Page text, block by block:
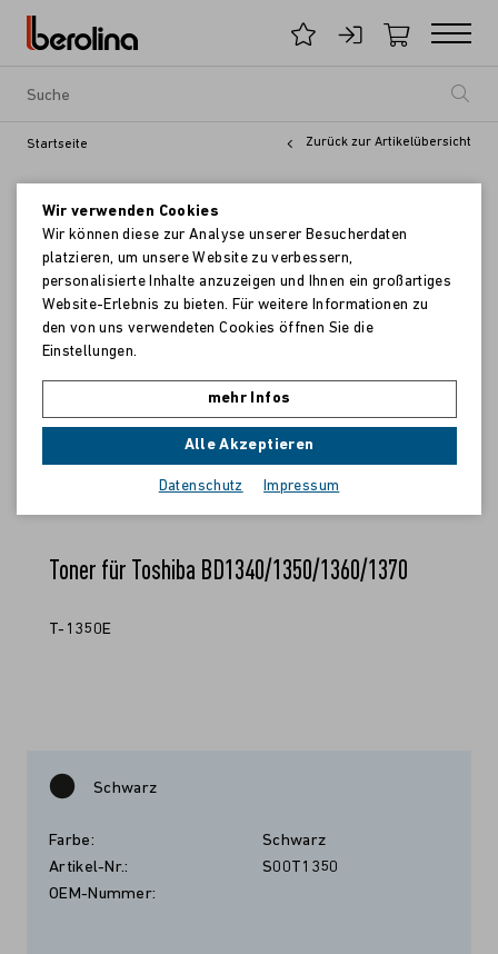
Startseite Zurück zur Artikelübersicht
Toner für Toshiba BD1340/1350/1360/1370
T-1350E
Schwarz
Farbe:
Schwarz
Artikel-Nr.:
S00T1350
OEM-Nummer:
Wir verwenden Cookies
Wir können diese zur Analyse unserer Besucherdaten
platzieren, um unsere Website zu verbessern,
personalisierte Inhalte anzuzeigen und Ihnen ein großartiges
Website-Erlebnis zu bieten. Für weitere Informationen zu
den von uns verwendeten Cookies öffnen Sie die
Einstellungen.
mehr Infos
Alle Akzeptieren
Datenschutz Impressum